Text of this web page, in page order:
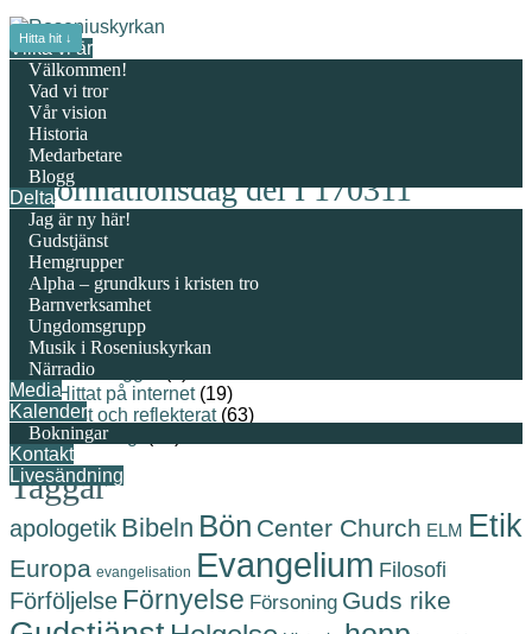
Hitta hit ↓
Vilka vi är
Välkommen!
Vad vi tror
Vår vision
Historia
Medarbetare
Blogg
Delta
Jag är ny här!
Gudstjänst
Hemgrupper
Alpha – grundkurs i kristen tro
Barnverksamhet
Ungdomsgrupp
Musik i Roseniuskyrkan
Närradio
Media
Kalender
Bokningar
Kontakt
Livesändning
Reformationsdag del I 170311
Publicerad den
Publicerad i
Kategorier
(Helt vanliga) blogginlägg
Gästbloggar
Hittat på internet(19)
Läst och reflekterat(63)
Personligt
Taggar
apologetik Bibeln Bön Center Church ELM Etik
Europa evangelisation Evangelium Filosofi
Förföljelse Förnyelse Försoning Guds rike